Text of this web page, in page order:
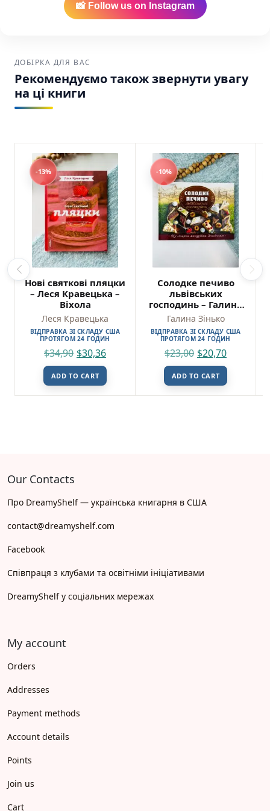
Найкраща ціна:Ми забезпечуємо
найнижчу вартість на українські книги в
Зручна доставка:
USPS, UPS або FedEx по США та Канаді.
Твої найкращі рецепти. Книга про те, як
📸 Follow us on Instagram
ДОБІРКА ДЛЯ ВАС
Рекомендуємо також звернути увагу
на ці книги
-13%
Нові святкові пляцки
– Леся Кравецька –
Віхола
Леся Кравецька
ВІДПРАВКА ЗІ СКЛАДУ США
ПРОТЯГОМ 24 ГОДИН
$34,90 $30,36
ADD TO CART
-10%
Солодке печиво
львівських
господинь – Галина
Зінько – Свічадо
Галина Зінько
ВІДПРАВКА ЗІ СКЛАДУ США
ПРОТЯГОМ 24 ГОДИН
$23,00 $20,70
ADD TO CART
Our Contacts
Про DreamyShelf — українська книгарня в США
contact@dreamyshelf.com
Facebook
Співпраця з клубами та освітніми ініціативами
DreamyShelf у соціальних мережах
My account
Orders
Addresses
Payment methods
Account details
Points
Join us
Cart